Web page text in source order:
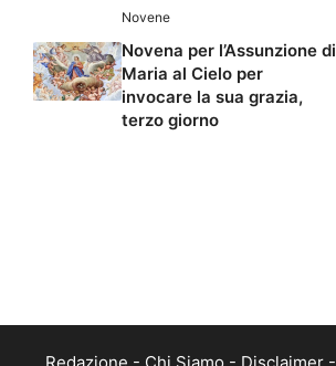
Novene
Novena per l’Assunzione di
Maria al Cielo per
invocare la sua grazia,
terzo giorno